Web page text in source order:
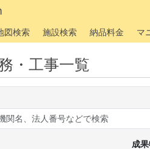
図検索 施設検索 納品料金 マ
・工事一覧
成